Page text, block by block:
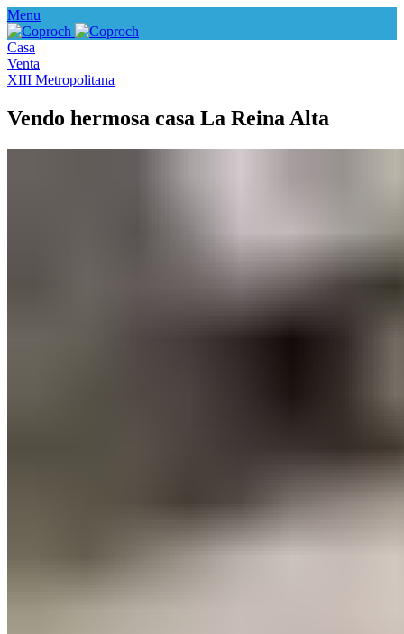
Menu
Casa
Venta
XIII Metropolitana
Vendo hermosa casa La Reina Alta